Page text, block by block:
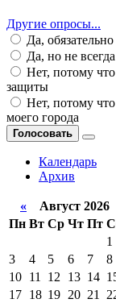
Другие опросы...
Да, обязательно
Да, но не всегда
Нет, потому
защиты
Нет, потому
моего города
Голосовать
Календарь
Архив
« Август
Пн Вт Ср Чт Пт
1
3
4 5 6 7 8
10 11 12 13 14
17 18 19 20 21